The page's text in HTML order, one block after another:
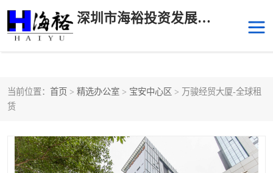
深圳市海裕投资发展有限公司
当前位置： 首页 > 精选办公室 > 宝安中心区 > 万骏经贸大厦-全球租
赁
科技园中区
前海 深圳湾科技生态园